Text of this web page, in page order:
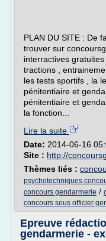
PLAN DU SITE : De
trouver sur
interractives
tractions ,
les tests sportifs , la
pénitentiaire et
pénitentiaire et
la fonction...
Lire la suite
Date: 2014-06-16
Site : http://
Thèmes liés :
psychotechniques
concours gendarmerie /
concours sous officier
Epreuve
gendarmerie -